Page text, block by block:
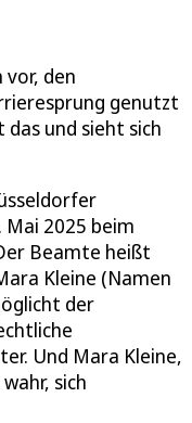
den
genutzt
und sieht sich
Mai 2025 beim
Beamte heißt
Kleine (Namen
der
Und Mara Kleine,
sich